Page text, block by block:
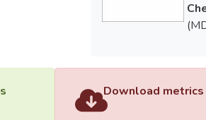
Download metrics